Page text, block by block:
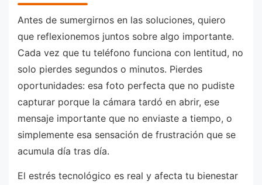
Antes de sumergirnos en las soluciones, quiero
que reflexionemos juntos sobre algo importante.
Cada vez que tu teléfono funciona con lentitud, no
solo pierdes segundos o minutos. Pierdes
oportunidades: esa foto perfecta que no pudiste
capturar porque la cámara tardó en abrir, ese
mensaje importante que no enviaste a tiempo, o
simplemente esa sensación de frustración que se
acumula día tras día.
El estrés tecnológico es real y afecta tu bienestar